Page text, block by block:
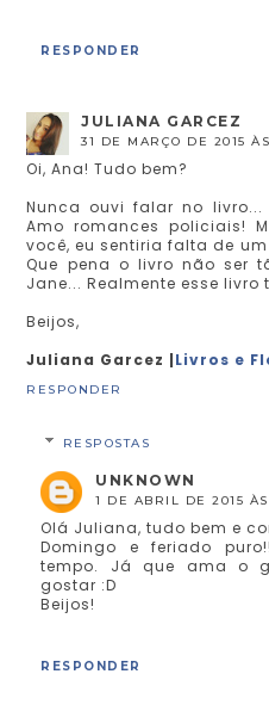
RESPONDER
JULIANA GARCEZ
31 DE MARÇO DE 2015
Oi, Ana! Tudo bem?
Nunca ouvi falar no
Amo romances policiais!
você, eu sentiria falta de
Que pena o livro não ser
Jane... Realmente esse
Beijos,
Juliana Garcez |Livros e
RESPONDER
RESPOSTAS
UNKNOWN
1 DE ABRIL DE 2015 ÀS
Olá Juliana, tudo bem e
Domingo e feriado
tempo. Já que ama o
gostar :D
Beijos!
RESPONDER